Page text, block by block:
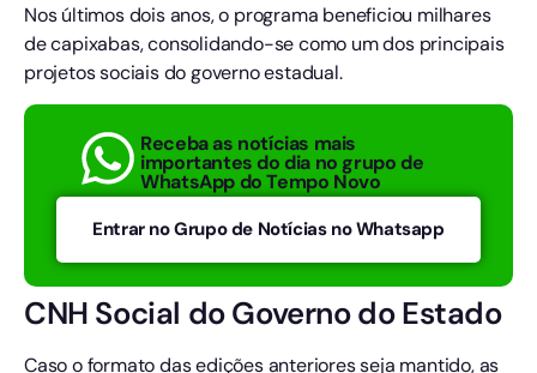
Nos últimos dois anos, o programa beneficiou milhares
de capixabas, consolidando-se como um dos principais
projetos sociais do governo estadual.
Receba as notícias mais
importantes do dia no grupo de
WhatsApp do Tempo Novo
Entrar no Grupo de Notícias no Whatsapp
CNH Social do Governo do Estado
Caso o formato das edições anteriores seja mantido, as